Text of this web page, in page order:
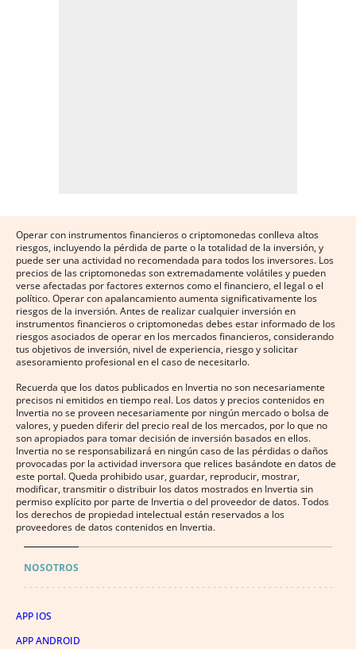
Operar con instrumentos financieros o criptomonedas conlleva altos
riesgos, incluyendo la pérdida de parte o la totalidad de la inversión, y
puede ser una actividad no recomendada para todos los inversores. Los
precios de las criptomonedas son extremadamente volátiles y pueden
verse afectadas por factores externos como el financiero, el legal o el
político. Operar con apalancamiento aumenta significativamente los
riesgos de la inversión. Antes de realizar cualquier inversión en
instrumentos financieros o criptomonedas debes estar informado de los
riesgos asociados de operar en los mercados financieros, considerando
tus objetivos de inversión, nivel de experiencia, riesgo y solicitar
asesoramiento profesional en el caso de necesitarlo.
Recuerda que los datos publicados en Invertia no son necesariamente
precisos ni emitidos en tiempo real. Los datos y precios contenidos en
Invertia no se proveen necesariamente por ningún mercado o bolsa de
valores, y pueden diferir del precio real de los mercados, por lo que no
son apropiados para tomar decisión de inversión basados en ellos.
Invertia no se responsabilizará en ningún caso de las pérdidas o daños
provocadas por la actividad inversora que relices basándote en datos de
este portal. Queda prohibido usar, guardar, reproducir, mostrar,
modificar, transmitir o distribuir los datos mostrados en Invertia sin
permiso explícito por parte de Invertia o del proveedor de datos. Todos
los derechos de propiedad intelectual están reservados a los
proveedores de datos contenidos en Invertia.
NOSOTROS
APP IOS
APP ANDROID